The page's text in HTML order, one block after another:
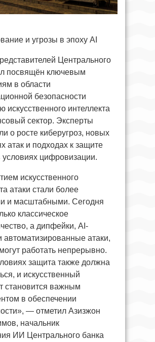
и угрозы в эпоху AI
Центрального
посвящён ключевым
в области
безопасности
искусственного интеллекта
сектор. Эксперты
о росте киберугроз, новых
атак и подходах к защите
цифровизации.
искусственного
атаки стали более
и масштабными. Сегодня
классическое
а дипфейки, AI-
атаки,
работать непрерывно.
защита также должна
и искусственный
становится важным
в обеспечении
— отметил Азизжон
начальник
ИИ Центрального банка